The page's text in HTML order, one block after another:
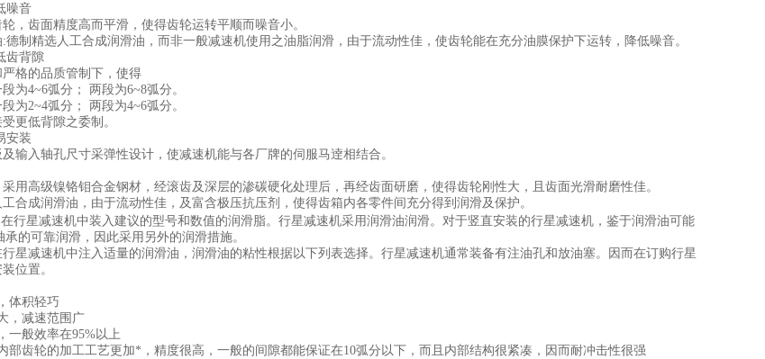
音
齿面精度高而平滑，使得齿轮运转平顺而噪音小。
精选人工合成润滑油，而非一般减速机使用之油脂润滑，由于流动性佳，使齿轮能在充分油膜保护下运转，降低噪音。
背隙
格的品质管制下，使得
4~6弧分； 两段为6~8弧分。
2~4弧分； 两段为4~6弧分。
低背隙之委制。
装
入轴孔尺寸采弹性设计，使减速机能与各厂牌的伺服马逹相结合。
用高级镍铬钼合金钢材，经滚齿及深层的渗碳硬化处理后，再经齿面研磨，使得齿轮刚性大，且齿面光滑耐磨性佳。
成润滑油，由于流动性佳，及富含极压抗压剂，使得齿箱内各零件间充分得到润滑及保护。
星减速机中装入建议的型号和数值的润滑脂。行星减速机采用润滑油润滑。对于竖直安装的行星减速机，鉴于润滑油可能
的可靠润滑，因此采用另外的润滑措施。
减速机中注入适量的润滑油，润滑油的粘性根据以下列表选择。行星减速机通常装备有注油孔和放油塞。因而在订购行星
位置。
积轻巧
减速范围广
般效率在95%以上
齿轮的加工工艺更加*，精度很高，一般的间隙都能保证在10弧分以下，而且内部结构很紧凑，因而耐冲击性很强